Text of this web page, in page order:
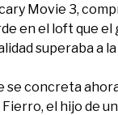
Movie 3,
en el loft que el
superaba a
se concreta
Fierro, el hijo de